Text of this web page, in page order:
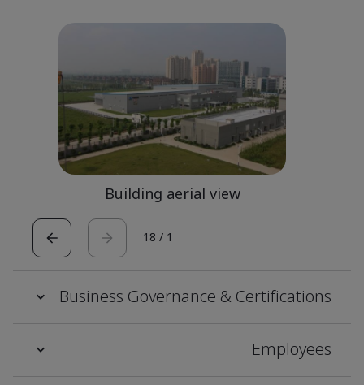
Building aerial view
1
/
18
Business Governance & Certifications
Employees